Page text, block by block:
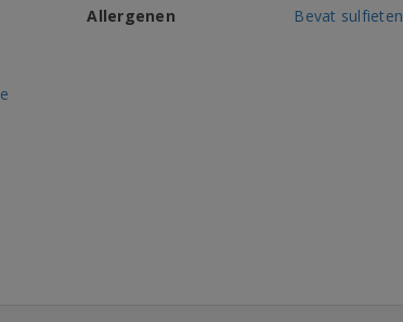
Allergenen
Bevat sulfieten